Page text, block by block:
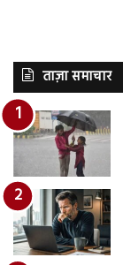
ताज़ा समाचार